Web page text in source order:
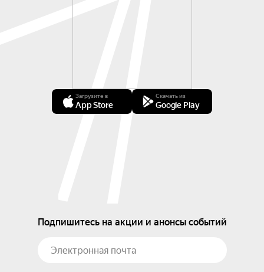
Загрузите в
App Store
Скачать из
Google Play
Подпишитесь на акции и анонсы событий